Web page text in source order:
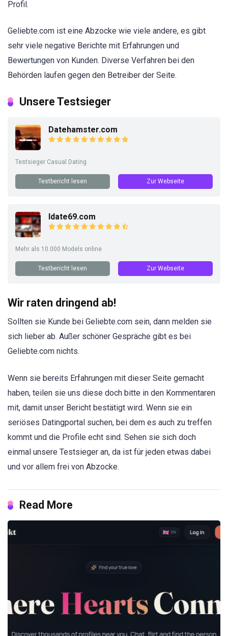
Profil.
Geliebte.com ist eine Abzocke wie viele andere, es gibt
sehr viele negative Berichte mit Erfahrungen und
Bewertungen von Kunden. Diverse Verfahren bei den
Behörden laufen gegen den Betreiber der Seite.
Unsere Testsieger
Datehamster.com
Testsieger Casual Dating
Testbericht lesen Zur Webseite
Idate69.com
Mehr als 10.000 Models online
Testbericht lesen Zur Webseite
Wir raten dringend ab!
Sollten sie Kunde bei Geliebte.com sein, dann melden sie
sich lieber ab. Außer schöner Gespräche gibt es bei
Geliebte.com nichts.
Wenn sie bereits Erfahrungen mit dieser Seite gemacht
haben, teilen sie uns diese doch bitte in den Kommentaren
mit, damit unser Bericht bestätigt wird. Wenn sie ein
seriöses Datingportal suchen, bei dem es auch zu treffen
kommt und die Profile echt sind. Sehen sie sich doch
einmal unsere Testsieger an, da ist für jeden etwas dabei
und vor allem frei von Abzocke.
Read More